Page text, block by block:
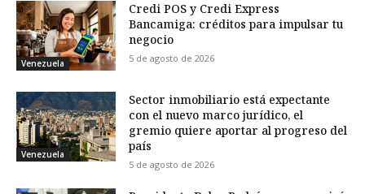
Venezuela
Credi POS y Credi Express
Bancamiga: créditos para impulsar tu
negocio
5 de agosto de 2026
Venezuela
Sector inmobiliario está expectante
con el nuevo marco jurídico, el
gremio quiere aportar al progreso del
país
5 de agosto de 2026